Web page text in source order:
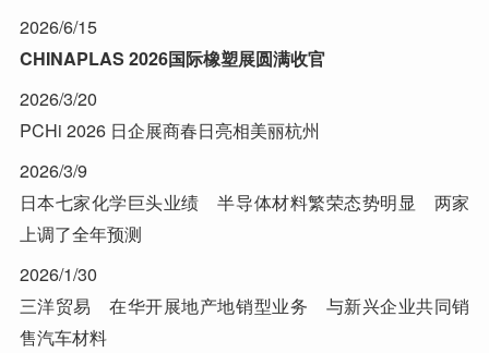
2026/6/15
CHINAPLAS 2026国际橡塑展圆满收官
2026/3/20
PCHi 2026 日企展商春日亮相美丽杭州
2026/3/9
日本七家化学巨头业绩 半导体材料繁荣态势明显 两家
上调了全年预测
2026/1/30
三洋贸易 在华开展地产地销型业务 与新兴企业共同销
售汽车材料